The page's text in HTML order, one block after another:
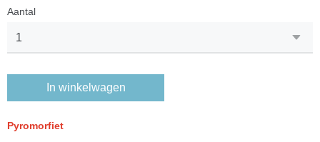
Aantal
In winkelwagen
Pyromorfiet